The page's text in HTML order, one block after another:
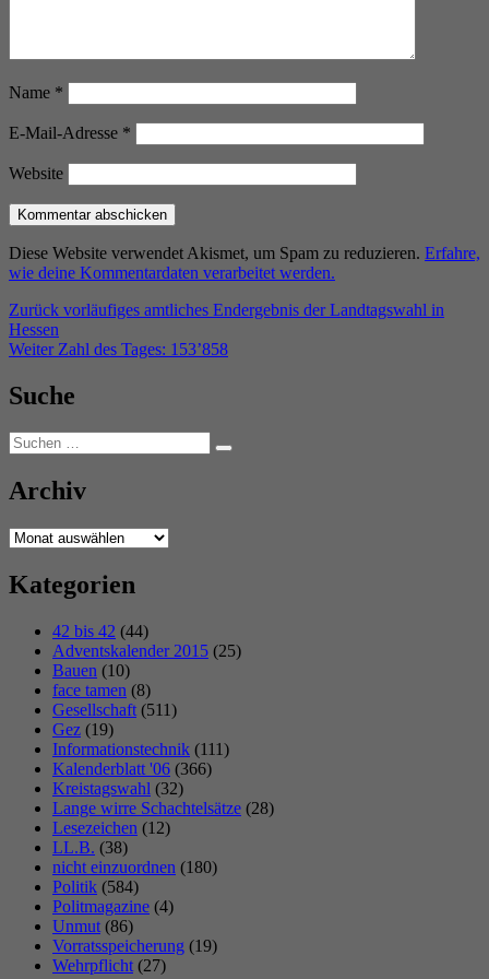
Name *
E-Mail-Adresse *
Website
Diese Website verwendet Akismet, um Spam zu reduzieren. Erfahre,
wie deine Kommentardaten verarbeitet werden.
Beitragsnavigation
Zurück Vorheriger
vorläufiges amtliches Endergebnis der Landtagswahl in
Hessen
Weiter Nächster
Zahl des Tages: 153’858
Suche
Suchen
nach:
Suchen
Archiv
Archiv
Kategorien
42 bis 42 (44)
Adventskalender 2015 (25)
Bauen (10)
face tamen (8)
Gesellschaft (511)
Gez (19)
Informationstechnik (111)
Kalenderblatt '06 (366)
Kreistagswahl (32)
Lange wirre Schachtelsätze (28)
Lesezeichen (12)
LL.B. (38)
nicht einzuordnen (180)
Politik (584)
Politmagazine (4)
Unmut (86)
Vorratsspeicherung (19)
Wehrpflicht (27)